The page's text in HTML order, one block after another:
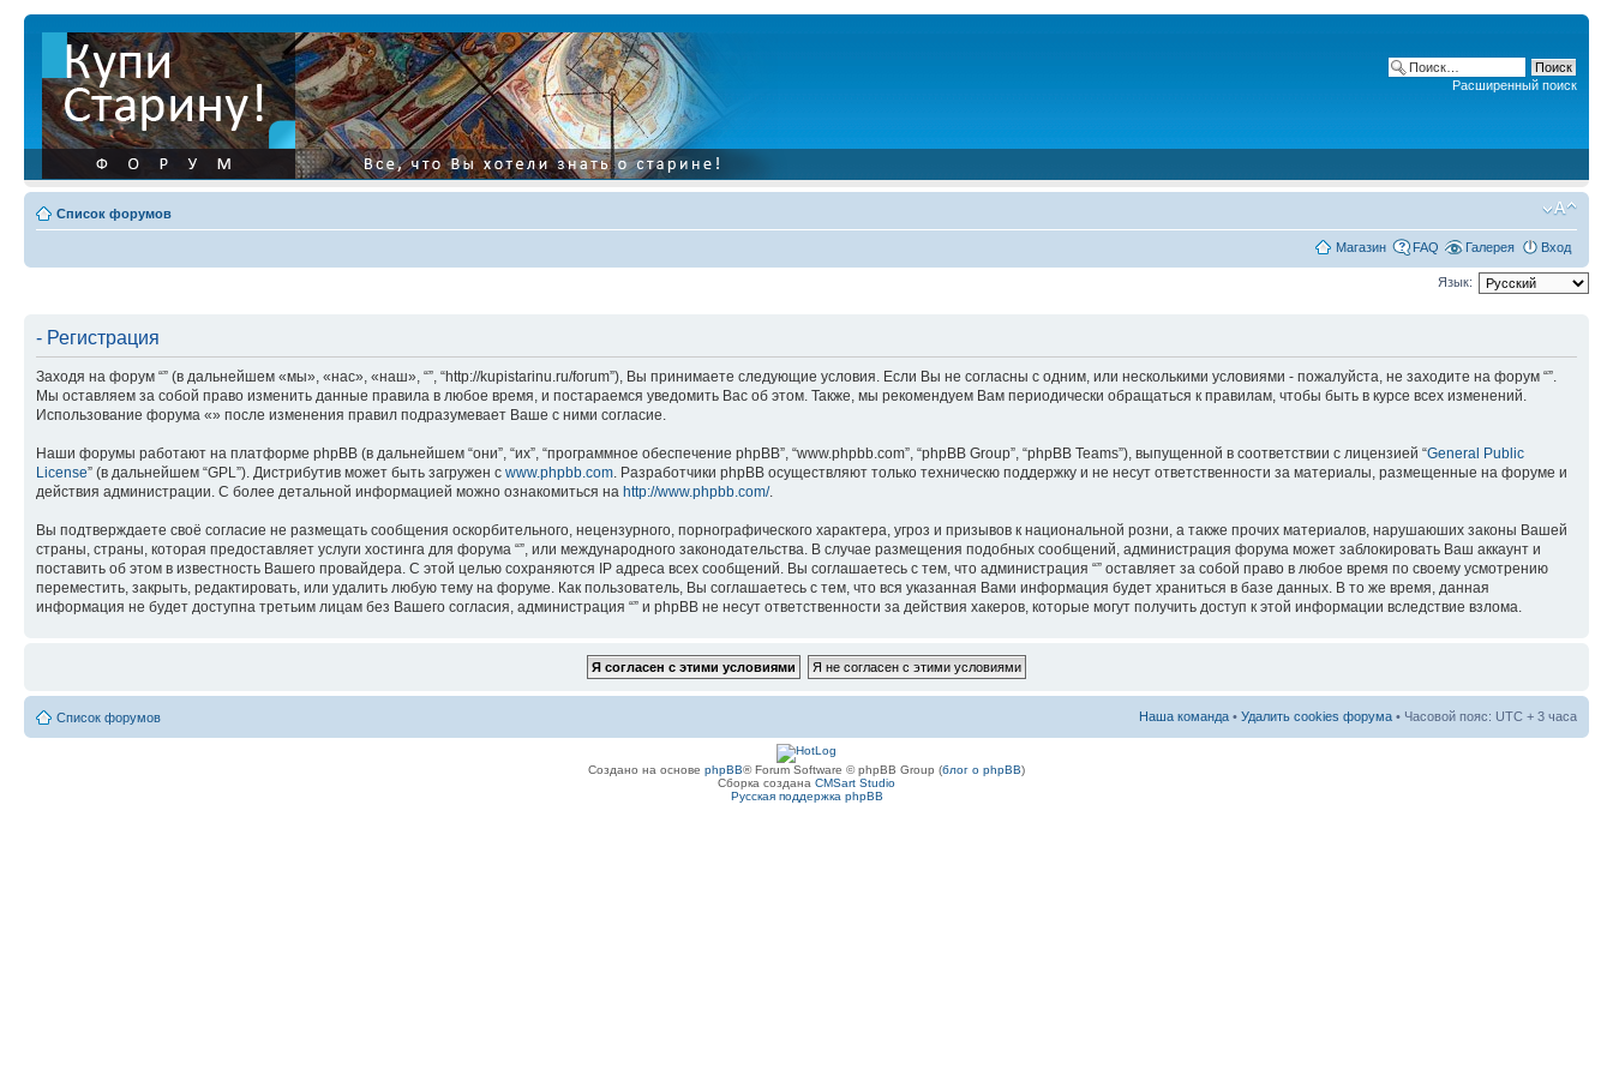
Расширенный поиск
Список форумов
Магазин FAQ Галерея Вход
Язык:
- Регистрация
Заходя на форум “” (в дальнейшем «мы», «нас», «наш», “”, “http://kupistarinu.ru/forum”), Вы принимаете следующие условия. Если Вы не согласны с одним, или несколькими условиями - пожалуйста, не заходите на форум “”.
Мы оставляем за собой право изменить данные правила в любое время, и постараемся уведомить Вас об этом. Также, мы рекомендуем Вам периодически обращаться к правилам, чтобы быть в курсе всех изменений.
Использование форума «» после изменения правил подразумевает Ваше с ними согласие.
Наши форумы работают на платформе phpBB (в дальнейшем “они”, “их”, “программное обеспечение phpBB”, “www.phpbb.com”, “phpBB Group”, “phpBB Teams”), выпущенной в соответствии с лицензией “General Public
License” (в дальнейшем “GPL”). Дистрибутив может быть загружен с www.phpbb.com . Разработчики phpBB осуществляют только техническю поддержку и не несут ответственности за материалы, размещенные на форуме и
действия администрации. С более детальной информацией можно ознакомиться на http://www.phpbb.com/.
Вы подтверждаете своё согласие не размещать сообщения оскорбительного, нецензурного, порнографического характера, угроз и призывов к национальной розни, а также прочих материалов, нарушаюших законы Вашей
страны, страны, которая предоставляет услуги хостинга для форума “”, или международного законодательства. В случае размещения подобных сообщений, администрация форума может заблокировать Ваш аккаунт и
поставить об этом в известность Вашего провайдера. С этой целью сохраняются IP адреса всех сообщений. Вы соглашаетесь с тем, что администрация “” оставляет за собой право в любое время по своему усмотрению
переместить, закрыть, редактировать, или удалить любую тему на форуме. Как пользователь, Вы соглашаетесь с тем, что вся указанная Вами информация будет храниться в базе данных. В то же время, данная
информация не будет доступна третьим лицам без Вашего согласия, администрация “” и phpBB не несут ответственности за действия хакеров, которые могут получить доступ к этой информации вследствие взлома.
Список форумов Наша команда • Удалить cookies форума • Часовой пояс: UTC + 3 часа
Создано на основе phpBB® Forum Software © phpBB Group (блог о phpBB)
Сборка создана CMSart Studio
Русская поддержка phpBB